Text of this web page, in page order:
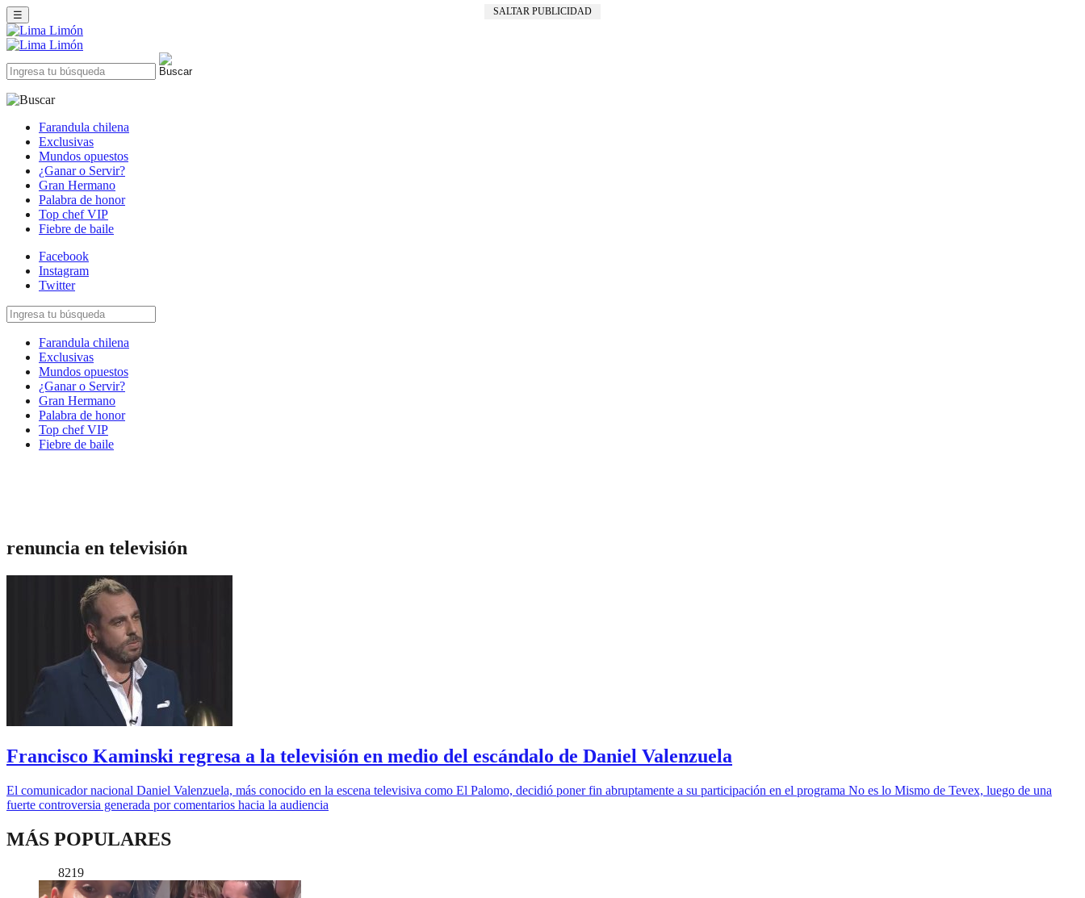
SALTAR PUBLICIDAD
☰
Farandula chilena
Exclusivas
Mundos opuestos
¿Ganar o Servir?
Gran Hermano
Palabra de honor
Top chef VIP
Fiebre de baile
Facebook
Instagram
Twitter
Farandula chilena
Exclusivas
Mundos opuestos
¿Ganar o Servir?
Gran Hermano
Palabra de honor
Top chef VIP
Fiebre de baile
renuncia en televisión
Francisco Kaminski regresa a la televisión en medio del escándalo de Daniel Valenzuela
El comunicador nacional Daniel Valenzuela, más conocido en la escena televisiva como El Palomo, decidió poner fin abruptamente a su participación en el programa No es lo Mismo de Tevex, luego de una
fuerte controversia generada por comentarios hacia la audiencia
MÁS POPULARES
8219